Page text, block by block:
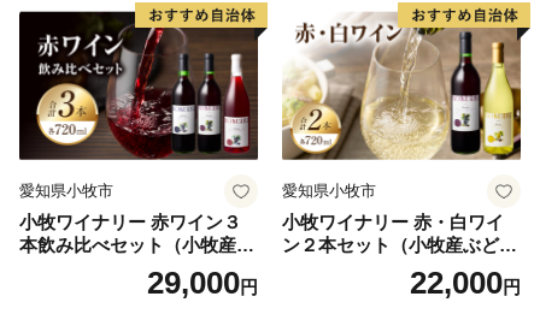
愛知県小牧市
小牧ワイナリー 赤ワイン３
本飲み比べセット（小牧産ぶ
どう100％使用）29,000円
愛知県小牧市
小牧ワイナリー 赤・白ワイ
ン２本セット（小牧産ぶどう
22,000円